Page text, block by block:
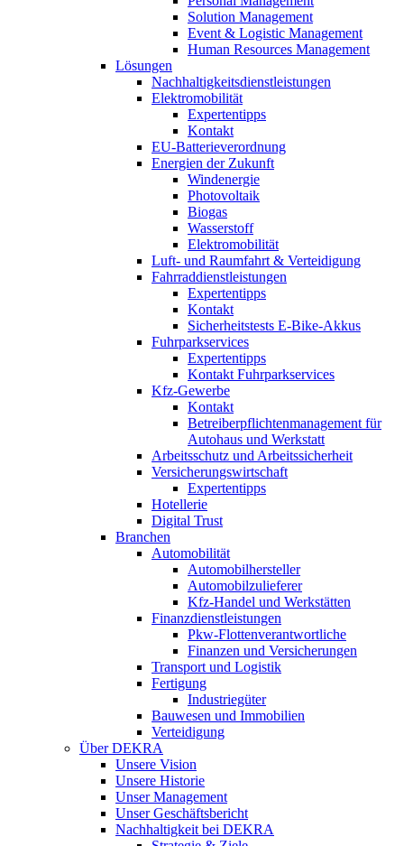
Solution Management
Event & Logistic Management
Human Resources Management
Lösungen
Nachhaltigkeitsdienstleistungen
Elektromobilität
Expertentipps
Kontakt
EU-Batterieverordnung
Energien der Zukunft
Windenergie
Photovoltaik
Biogas
Wasserstoff
Elektromobilität
Luft- und Raumfahrt & Verteidigung
Fahrraddienstleistungen
Expertentipps
Kontakt
Sicherheitstests E-Bike-Akkus
Fuhrparkservices
Expertentipps
Kontakt Fuhrparkservices
Kfz-Gewerbe
Kontakt
Betreiberpflichtenmanagement für
Autohaus und Werkstatt
Arbeitsschutz und Arbeitssicherheit
Versicherungswirtschaft
Expertentipps
Hotellerie
Digital Trust
Branchen
Automobilität
Automobilhersteller
Automobilzulieferer
Kfz-Handel und Werkstätten
Finanzdienstleistungen
Pkw‑Flottenverantwortliche
Finanzen und Versicherungen
Transport und Logistik
Fertigung
Industriegüter
Bauwesen und Immobilien
Verteidigung
Über DEKRA
Unsere Vision
Unsere Historie
Unser Management
Unser Geschäftsbericht
Nachhaltigkeit bei DEKRA